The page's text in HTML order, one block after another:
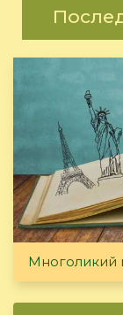
Многоликий